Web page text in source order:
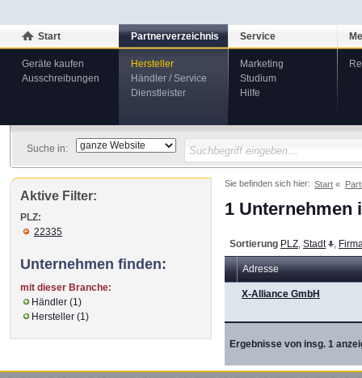
Start
Geräte kaufen
Ausschreibungen
Partnerverzeichnis
Hersteller
Händler / Service
Dienstleister
Service
Marketing
Studium
Hilfe
Suche in:
Sie befinden sich hier: Start
1 Unternehmen
Sortierung PLZ Stadt
Adresse
Ergebnisse von insg. 1
X-Alliance GmbH
Aktive Filter:
PLZ:
22335
Unternehmen finden:
mit dieser Branche:
Händler (1)
Hersteller (1)